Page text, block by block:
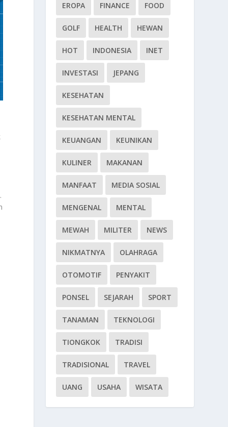
EROPA FINANCE FOOD
GOLF HEALTH HEWAN
HOT INDONESIA INET
INVESTASI JEPANG
KESEHATAN
KESEHATAN MENTAL
KEUANGAN KEUNIKAN
KULINER MAKANAN
MANFAAT MEDIA SOSIAL
MENGENAL MENTAL
MEWAH MILITER NEWS
NIKMATNYA OLAHRAGA
OTOMOTIF PENYAKIT
PONSEL SEJARAH SPORT
TANAMAN TEKNOLOGI
TIONGKOK TRADISI
TRADISIONAL TRAVEL
UANG USAHA WISATA